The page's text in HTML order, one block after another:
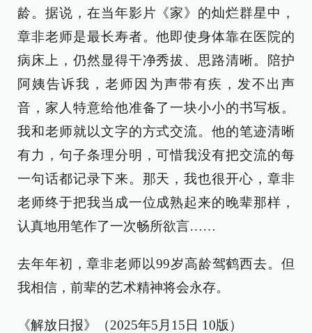
龄。据说，在当年影片《家》的灿烂群星中，
章非老师是最长寿者。他即使身体靠在医院的
病床上，仍然显得干净秀拔、思路清晰。陪护
阿姨告诉我，老师因为声带有疾，发不出声
音，家人特意给他准备了一块小小的书写板。
我和老师就以文字的方式交流。他的笔迹清晰
有力，句子条理分明，可惜我没有把交流的每
一句话都记录下来。那天，我也很开心，章非
老师终于把我当成一位成熟起来的晚辈那样，
认真地用笔作了一次畅所欲言……
去年年初，章非老师以99岁高龄驾鹤西去。但
我相信，前辈的艺术精神将会永存。
《解放日报》（2025年5月15日 10版）